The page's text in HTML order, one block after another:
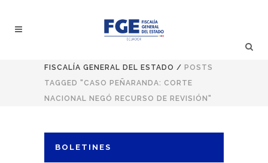
FISCALÍA GENERAL DEL ESTADO / POSTS
TAGGED "CASO PEÑARANDA: CORTE
NACIONAL NEGÓ RECURSO DE REVISIÓN"
BOLETINES